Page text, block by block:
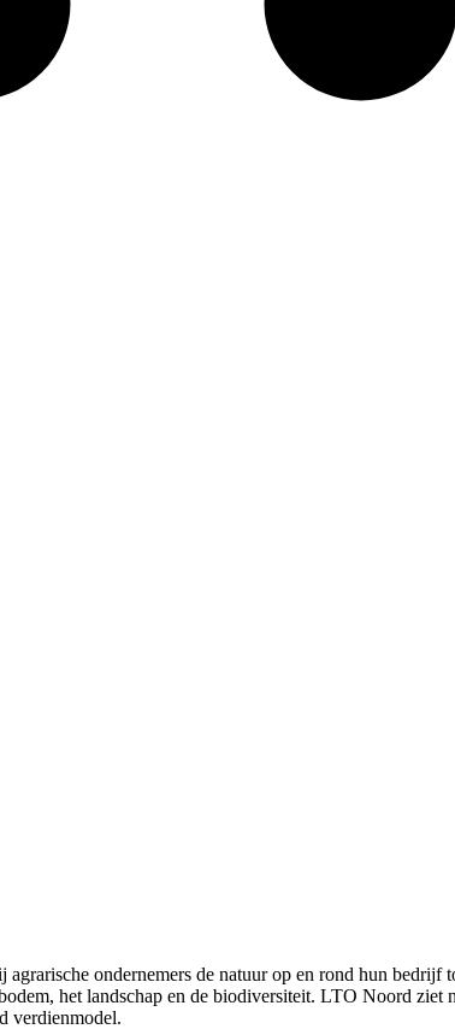
ondernemers de natuur op en rond hun
het landschap en de biodiversiteit. LTO Noord ziet
verdienmodel.